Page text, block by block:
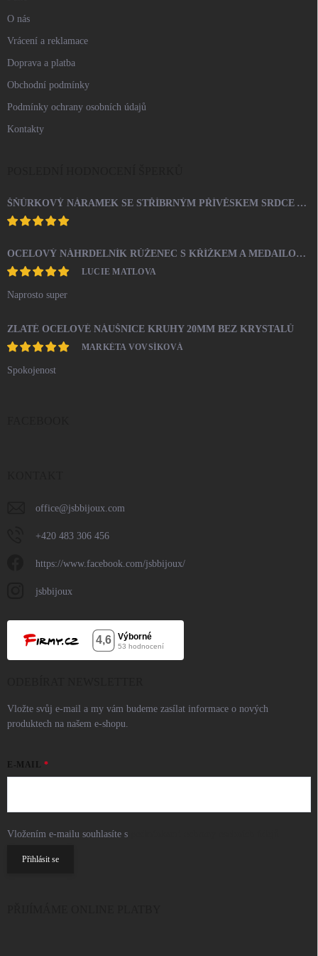
O nás
Vrácení a reklamace
Doprava a platba
Obchodní podmínky
Podmínky ochrany osobních údajů
Kontakty
ŠŇŮRKOVÝ NÁRAMEK SE STŘÍBRNÝM PŘÍVĚSKEM SRDCE A KRYSTALY SWAROVSKI CRYSTAL (STŘÍBRO 925/1000)
OCELOVÝ NÁHRDELNÍK RŮŽENEC S KŘÍŽKEM A MEDAILONEM
LUCIE MATLOVA
Naprosto super
ZLATÉ OCELOVÉ NÁUŠNICE KRUHY 20MM BEZ KRYSTALŮ
MARKÉTA VOVSÍKOVÁ
Spokojenost
office@jsbbijoux.com
+420 483 306 456
https://www.facebook.com/jsbbijoux/
jsbbijoux
Vložte svůj e-mail a my vám budeme zasílat informace o nových
produktech na našem e-shopu.
E-MAIL
Vložením e-mailu souhlasíte s
Přihlásit se